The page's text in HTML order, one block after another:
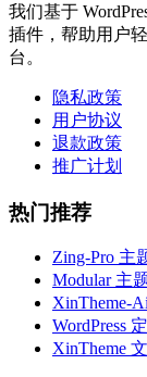
我们基于
插件，帮助用户
台。
隐私政策
用户协议
退款政策
推广计划
热门推荐
Zing-Pro 主
Modular 主
XinTheme-
WordPress
XinTheme